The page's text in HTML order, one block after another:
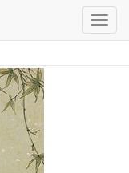
Hiện
menu